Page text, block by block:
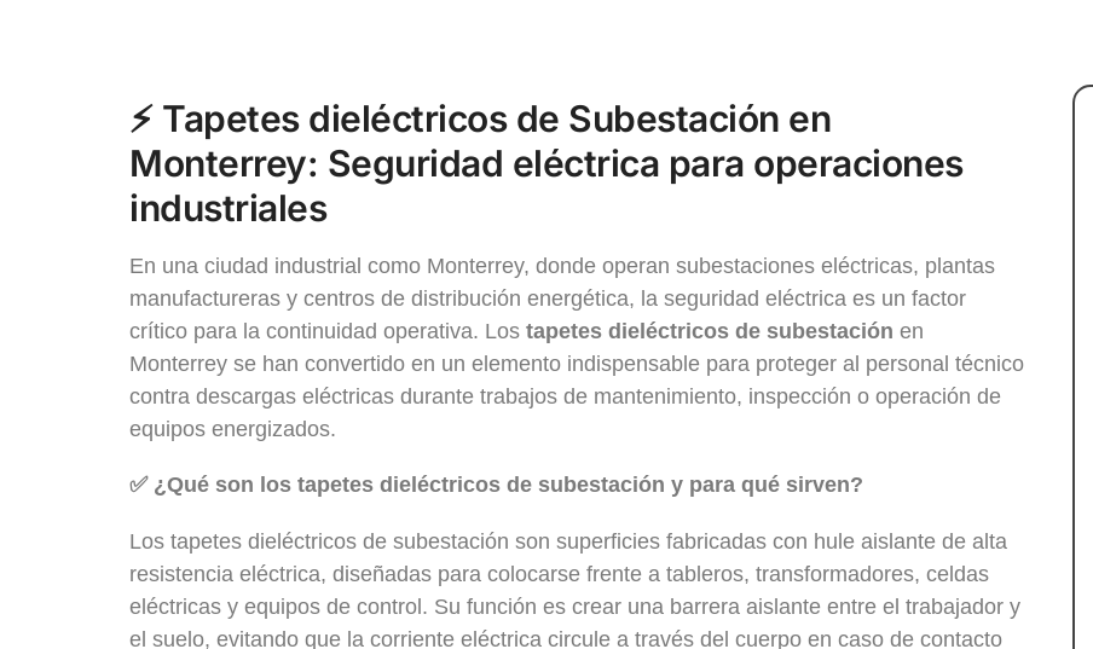
⚡ Tapetes dieléctricos de Subestación en
Monterrey: Seguridad eléctrica para operaciones
industriales
En una ciudad industrial como Monterrey, donde operan subestaciones eléctricas, plantas
manufactureras y centros de distribución energética, la seguridad eléctrica es un factor
crítico para la continuidad operativa. Los tapetes dieléctricos de subestación en
Monterrey se han convertido en un elemento indispensable para proteger al personal técnico
contra descargas eléctricas durante trabajos de mantenimiento, inspección o operación de
equipos energizados.
✅ ¿Qué son los tapetes dieléctricos de subestación y para qué sirven?
Los tapetes dieléctricos de subestación son superficies fabricadas con hule aislante de alta
resistencia eléctrica, diseñadas para colocarse frente a tableros, transformadores, celdas
eléctricas y equipos de control. Su función es crear una barrera aislante entre el trabajador y
el suelo, evitando que la corriente eléctrica circule a través del cuerpo en caso de contacto